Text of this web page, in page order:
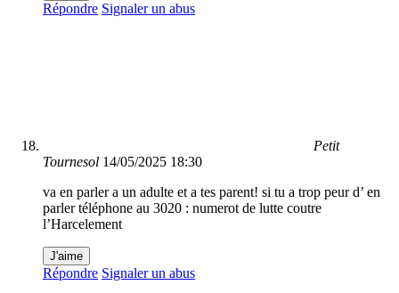
Répondre Signaler un abus
Petit
Tournesol 14/05/2025 18:30
va en parler a un adulte et a tes parent! si tu a trop peur d’ en
parler téléphone au 3020 : numerot de lutte coutre
l’Harcelement
J'aime
Répondre Signaler un abus